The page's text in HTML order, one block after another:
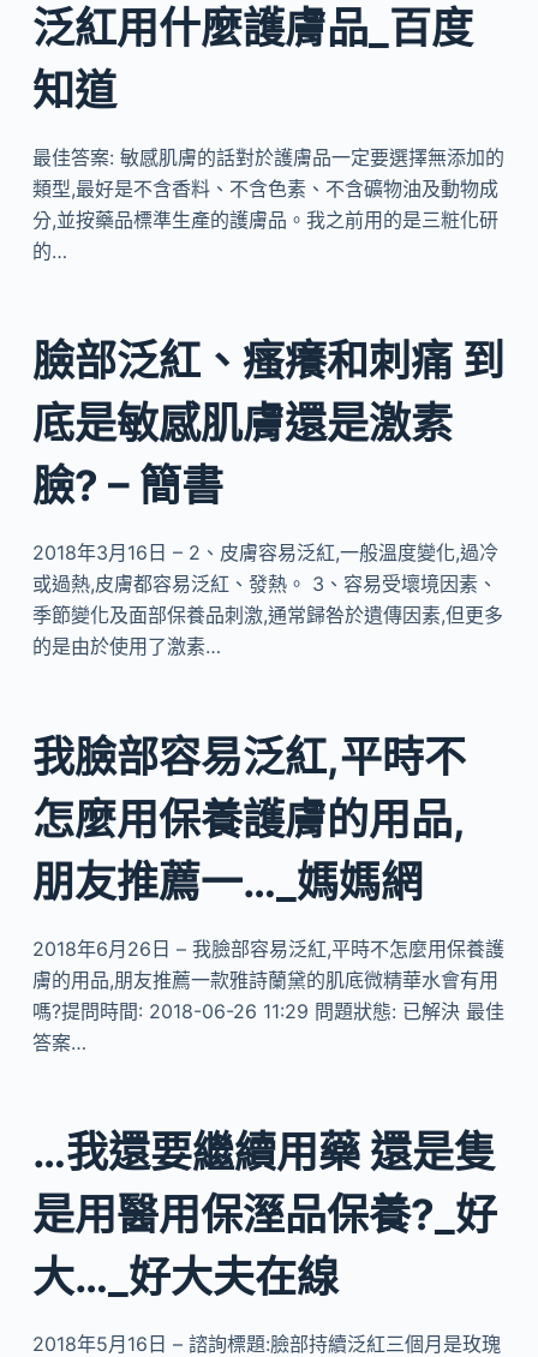
泛紅用什麼護膚品_百度
知道
最佳答案: 敏感肌膚的話對於護膚品一定要選擇無添加的
類型,最好是不含香料、不含色素、不含礦物油及動物成
分,並按藥品標準生產的護膚品。我之前用的是三粧化研
的…
臉部泛紅、瘙癢和刺痛 到
底是敏感肌膚還是激素
臉? – 簡書
2018年3月16日 – 2、皮膚容易泛紅,一般溫度變化,過冷
或過熱,皮膚都容易泛紅、發熱。 3、容易受壞境因素、
季節變化及面部保養品刺激,通常歸咎於遺傳因素,但更多
的是由於使用了激素…
我臉部容易泛紅,平時不
怎麼用保養護膚的用品,
朋友推薦一…_媽媽網
2018年6月26日 – 我臉部容易泛紅,平時不怎麼用保養護
膚的用品,朋友推薦一款雅詩蘭黛的肌底微精華水會有用
嗎?提問時間: 2018-06-26 11:29 問題狀態: 已解決 最佳
答案…
…我還要繼續用藥 還是隻
是用醫用保溼品保養?_好
大…_好大夫在線
2018年5月16日 – 諮詢標題:臉部持續泛紅三個月是玫瑰